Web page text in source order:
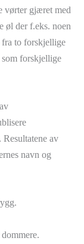
vørter gjæret med
øl der f.eks. noen
to forskjellige
forskjellige
av
navn og